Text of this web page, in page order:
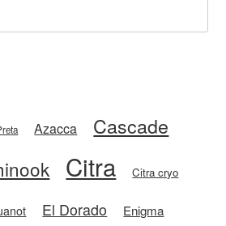
Azacca Cascade
Citra Citra cryo
El Dorado Enigma